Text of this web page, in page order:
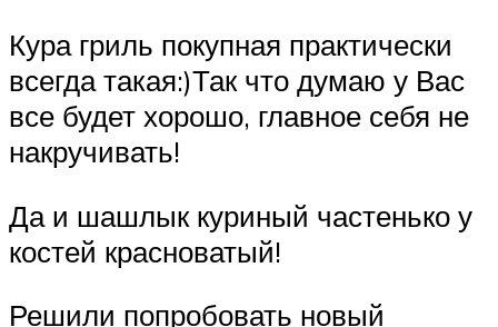
Кура гриль покупная практически
всегда такая:)Так что думаю у Вас
все будет хорошо, главное себя не
накручивать!
Да и шашлык куриный частенько у
костей красноватый!
Решили попробовать новый